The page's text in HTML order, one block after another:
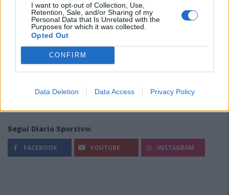
I want to opt-out of Collection, Use,
Retention, Sale, and/or Sharing of my
Personal Data that Is Unrelated with the
Purposes for which it was collected.
Opted Out
CONFIRM
Data Deletion Data Access Privacy Policy
Segui Diario Sportivo:
FACEBOOK YOUTUBE INSTAGRAM